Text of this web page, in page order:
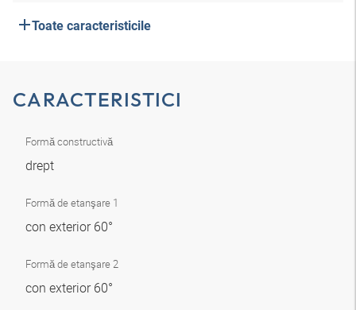
Toate caracteristicile
CARACTERISTICI
Formă constructivă
drept
Formă de etanşare 1
con exterior 60°
Formă de etanşare 2
con exterior 60°